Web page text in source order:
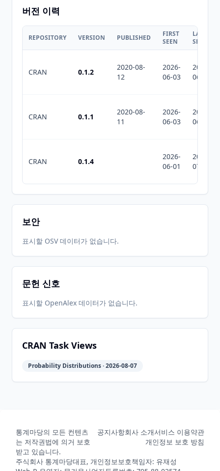
버전 이력
REPOSITORY VERSION PUBLISHED
FIRST
SEEN
LAST
SEEN
CRAN 0.1.2
2020-08-
12
2026-
06-03
2026-
06-03
CRAN 0.1.1
2020-08-
11
2026-
06-03
2026-
06-03
CRAN 0.1.4
2026-
06-01
2026-
07-10
보안
표시할 OSV 데이터가 없습니다.
문헌 신호
표시할 OpenAlex 데이터가 없습니다.
CRAN Task Views
Probability Distributions · 2026-08-07
통계마당의 모든 컨텐츠
는 저작권법에 의거 보호
받고 있습니다.
공지사항회사 소개서비스 이용약관
개인정보 보호 방침
주식회사 통계마당대표, 개인정보보호책임자: 유재성